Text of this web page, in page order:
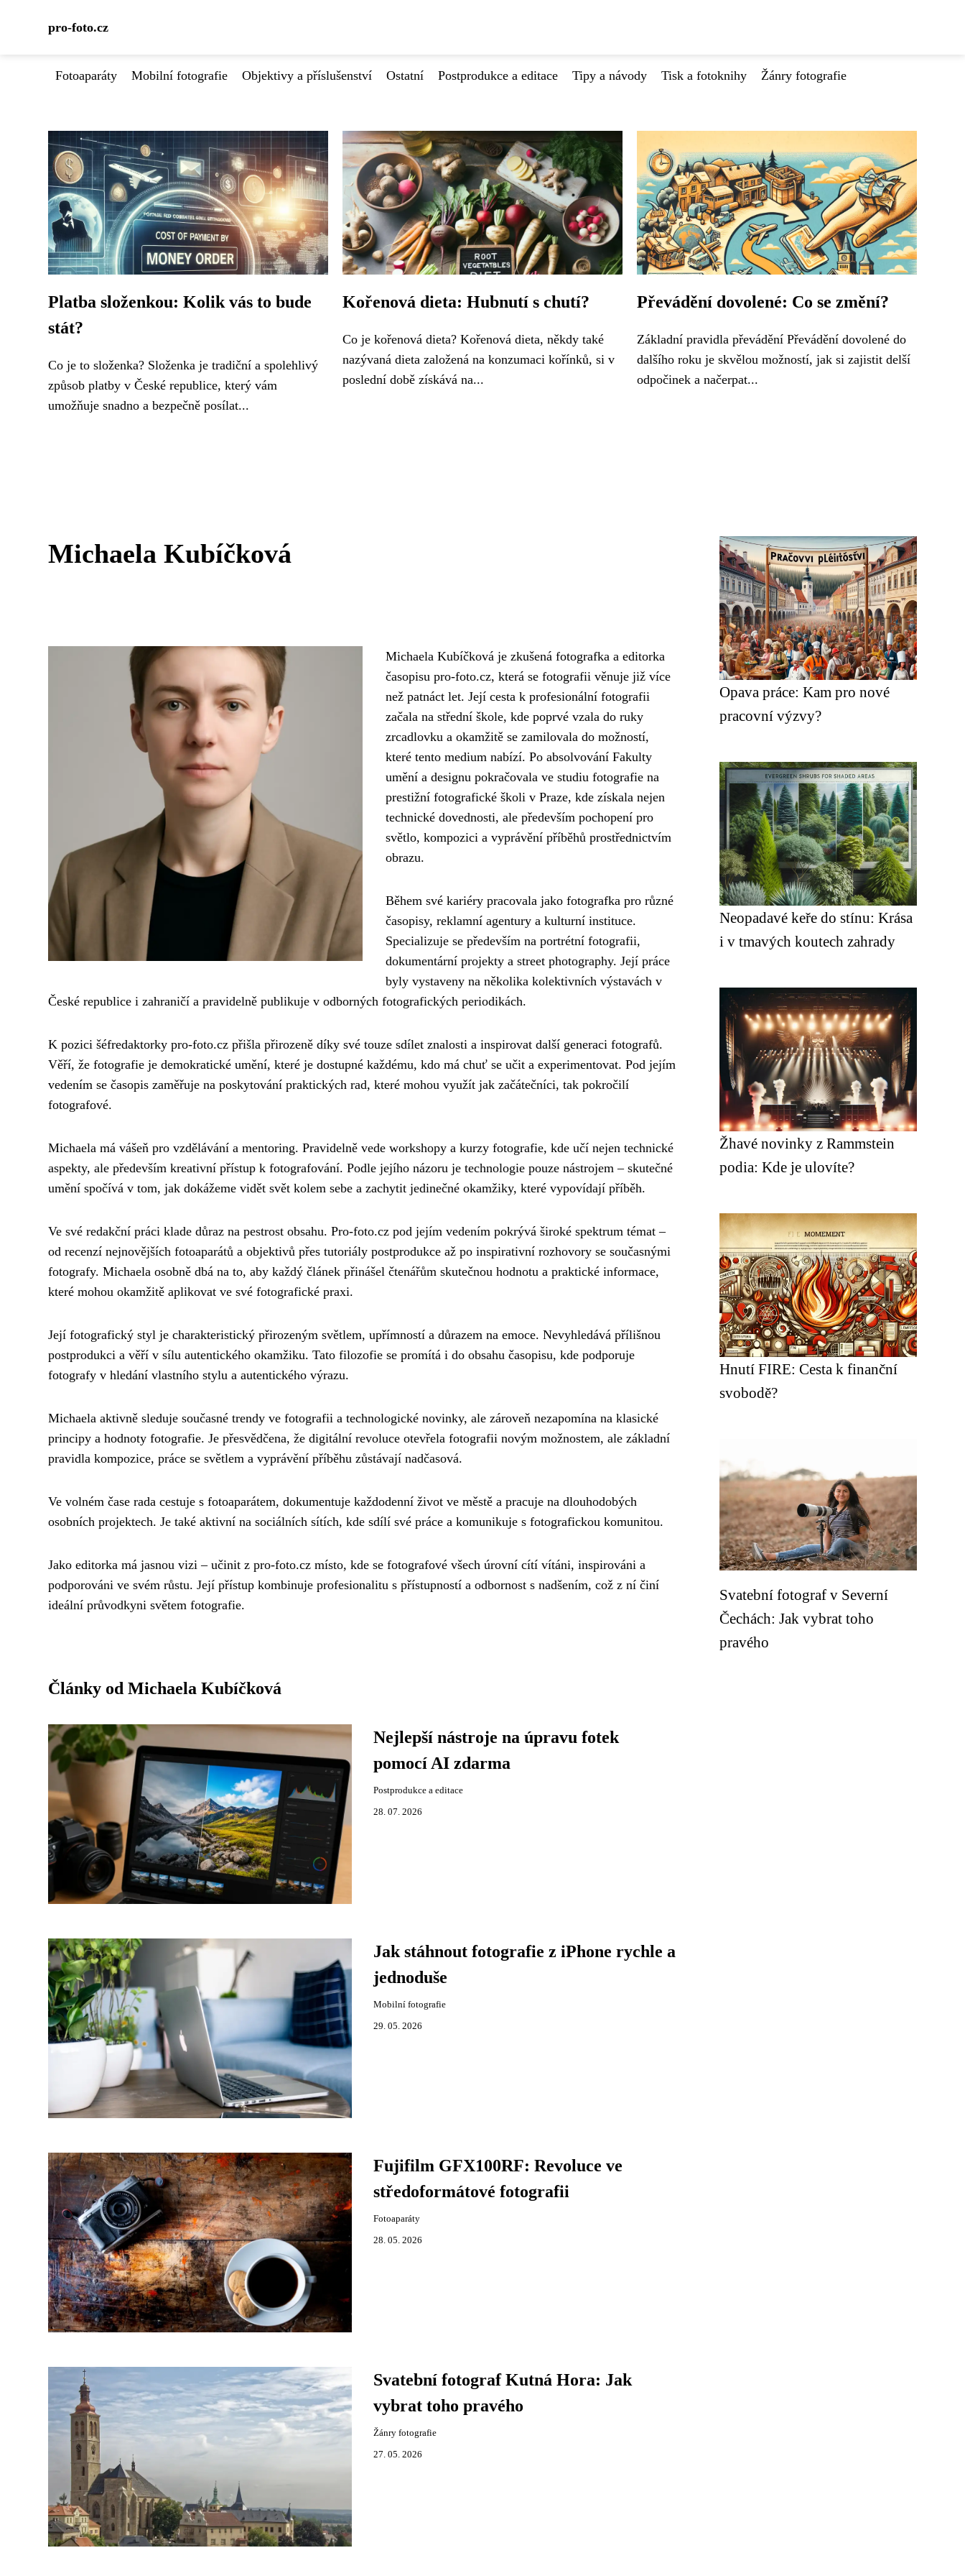
pro-foto.cz
Fotoaparáty Mobilní fotografie Objektivy a příslušenství Ostatní Postprodukce a editace Tipy a návody Tisk a fotoknihy Žánry fotografie
Platba složenkou: Kolik vás to bude
stát?
Co je to složenka? Složenka je tradiční a spolehlivý
způsob platby v České republice, který vám
umožňuje snadno a bezpečně posílat...
Kořenová dieta: Hubnutí s chutí?
Co je kořenová dieta? Kořenová dieta, někdy také
nazývaná dieta založená na konzumaci kořínků, si v
poslední době získává na...
Převádění dovolené: Co se změní?
Základní pravidla převádění Převádění dovolené do
dalšího roku je skvělou možností, jak si zajistit delší
odpočinek a načerpat...
Michaela Kubíčková
Michaela Kubíčková je zkušená fotografka a editorka
časopisu pro-foto.cz, která se fotografii věnuje již více
než patnáct let. Její cesta k profesionální fotografii
začala na střední škole, kde poprvé vzala do ruky
zrcadlovku a okamžitě se zamilovala do možností,
které tento medium nabízí. Po absolvování Fakulty
umění a designu pokračovala ve studiu fotografie na
prestižní fotografické školi v Praze, kde získala nejen
technické dovednosti, ale především pochopení pro
světlo, kompozici a vyprávění příběhů prostřednictvím
obrazu.
Během své kariéry pracovala jako fotografka pro různé
časopisy, reklamní agentury a kulturní instituce.
Specializuje se především na portrétní fotografii,
dokumentární projekty a street photography. Její práce
byly vystaveny na několika kolektivních výstavách v
České republice i zahraničí a pravidelně publikuje v odborných fotografických periodikách.
K pozici šéfredaktorky pro-foto.cz přišla přirozeně díky své touze sdílet znalosti a inspirovat další generaci fotografů.
Věří, že fotografie je demokratické umění, které je dostupné každému, kdo má chuť se učit a experimentovat. Pod jejím
vedením se časopis zaměřuje na poskytování praktických rad, které mohou využít jak začátečníci, tak pokročilí
fotografové.
Michaela má vášeň pro vzdělávání a mentoring. Pravidelně vede workshopy a kurzy fotografie, kde učí nejen technické
aspekty, ale především kreativní přístup k fotografování. Podle jejího názoru je technologie pouze nástrojem – skutečné
umění spočívá v tom, jak dokážeme vidět svět kolem sebe a zachytit jedinečné okamžiky, které vypovídají příběh.
Ve své redakční práci klade důraz na pestrost obsahu. Pro-foto.cz pod jejím vedením pokrývá široké spektrum témat –
od recenzí nejnovějších fotoaparátů a objektivů přes tutoriály postprodukce až po inspirativní rozhovory se současnými
fotografy. Michaela osobně dbá na to, aby každý článek přinášel čtenářům skutečnou hodnotu a praktické informace,
které mohou okamžitě aplikovat ve své fotografické praxi.
Její fotografický styl je charakteristický přirozeným světlem, upřímností a důrazem na emoce. Nevyhledává přílišnou
postprodukci a věří v sílu autentického okamžiku. Tato filozofie se promítá i do obsahu časopisu, kde podporuje
fotografy v hledání vlastního stylu a autentického výrazu.
Michaela aktivně sleduje současné trendy ve fotografii a technologické novinky, ale zároveň nezapomína na klasické
principy a hodnoty fotografie. Je přesvědčena, že digitální revoluce otevřela fotografii novým možnostem, ale základní
pravidla kompozice, práce se světlem a vyprávění příběhu zůstávají nadčasová.
Ve volném čase rada cestuje s fotoaparátem, dokumentuje každodenní život ve městě a pracuje na dlouhodobých
osobních projektech. Je také aktivní na sociálních sítích, kde sdílí své práce a komunikuje s fotografickou komunitou.
Jako editorka má jasnou vizi – učinit z pro-foto.cz místo, kde se fotografové všech úrovní cítí vítáni, inspirováni a
podporováni ve svém růstu. Její přístup kombinuje profesionalitu s přístupností a odbornost s nadšením, což z ní činí
ideální průvodkyni světem fotografie.
Články od Michaela Kubíčková
Nejlepší nástroje na úpravu fotek
pomocí AI zdarma
Postprodukce a editace
28. 07. 2026
Jak stáhnout fotografie z iPhone rychle a
jednoduše
Mobilní fotografie
29. 05. 2026
Fujifilm GFX100RF: Revoluce ve
středoformátové fotografii
Fotoaparáty
28. 05. 2026
Svatební fotograf Kutná Hora: Jak
vybrat toho pravého
Žánry fotografie
27. 05. 2026
Opava práce: Kam pro nové
pracovní výzvy?
Neopadavé keře do stínu: Krása
i v tmavých koutech zahrady
Žhavé novinky z Rammstein
podia: Kde je ulovíte?
Hnutí FIRE: Cesta k finanční
svobodě?
Svatební fotograf v Severní
Čechách: Jak vybrat toho
pravého